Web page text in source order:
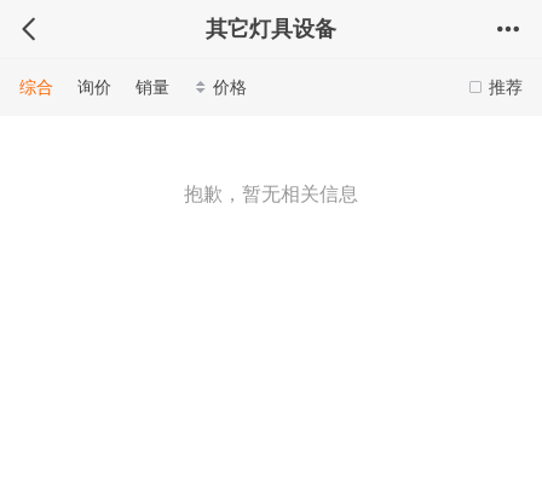
其它灯具设备
推荐
综合 询价 销量 价格
抱歉，暂无相关信息